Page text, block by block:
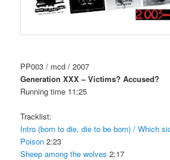
PP003 / mcd / 2007
Generation XXX – Victims? Accused?
Running time 11:25
Tracklist:
Intro (born to die, die to be born) / Which
Poison 2:23
Sheep among the wolves 2:17